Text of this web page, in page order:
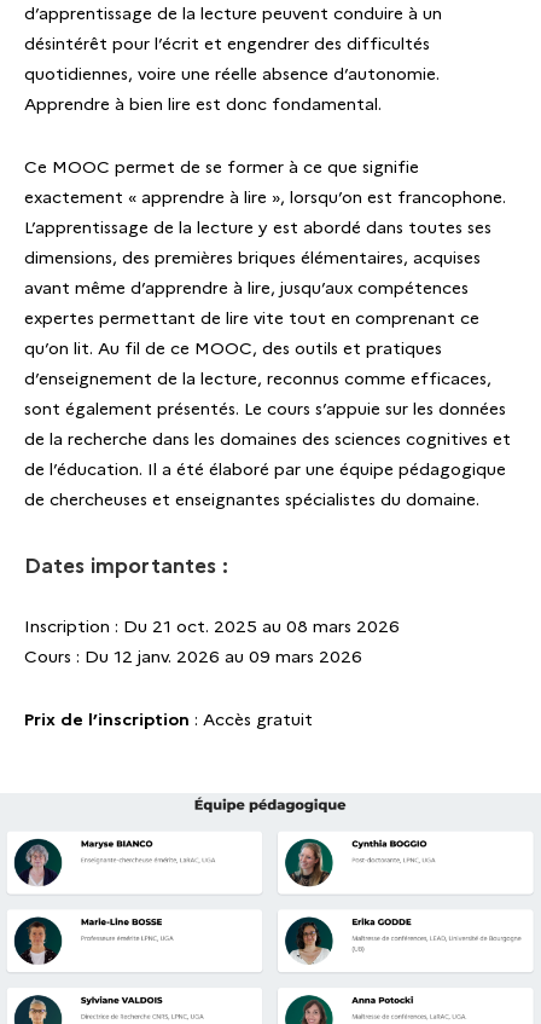
d’apprentissage de la lecture peuvent conduire à un
désintérêt pour l’écrit et engendrer des difficultés
quotidiennes, voire une réelle absence d’autonomie.
Apprendre à bien lire est donc fondamental.
Ce MOOC permet de se former à ce que signifie
exactement « apprendre à lire », lorsqu’on est francophone.
L’apprentissage de la lecture y est abordé dans toutes ses
dimensions, des premières briques élémentaires, acquises
avant même d’apprendre à lire, jusqu’aux compétences
expertes permettant de lire vite tout en comprenant ce
qu’on lit. Au fil de ce MOOC, des outils et pratiques
d’enseignement de la lecture, reconnus comme efficaces,
sont également présentés. Le cours s’appuie sur les données
de la recherche dans les domaines des sciences cognitives et
de l’éducation. Il a été élaboré par une équipe pédagogique
de chercheuses et enseignantes spécialistes du domaine.
Dates importantes :
Inscription : Du 21 oct. 2025 au 08 mars 2026
Cours : Du 12 janv. 2026 au 09 mars 2026
Prix de l’inscription : Accès gratuit